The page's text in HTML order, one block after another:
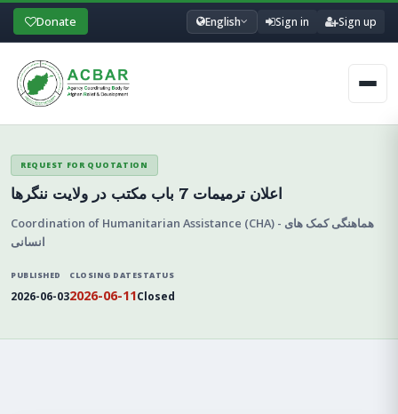
Donate English Sign in Sign up
REQUEST FOR QUOTATION
اعلان ترمیمات 7 باب مکتب در ولایت ننگرها
Coordination of Humanitarian Assistance (CHA) - هماهنگی کمک های
انسانی
PUBLISHED
2026-06-03
CLOSING DATE
2026-06-11
STATUS
Closed